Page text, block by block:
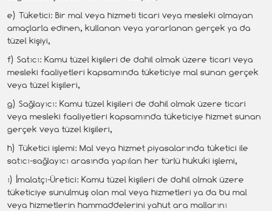
e) Tüketici: Bir mal veya hizmeti ticari veya mesleki olmayan
amaçlarla edinen, kullanan veya yararlanan gerçek ya da
tüzel kişiyi,
f) Satıcı: Kamu tüzel kişileri de dahil olmak üzere ticari veya
mesleki faaliyetleri kapsamında tüketiciye mal sunan gerçek
veya tüzel kişileri,
g) Sağlayıcı: Kamu tüzel kişileri de dahil olmak üzere ticari
veya mesleki faaliyetleri kapsamında tüketiciye hizmet sunan
gerçek veya tüzel kişileri,
h) Tüketici işlemi: Mal veya hizmet piyasalarında tüketici ile
satıcı-sağlayıcı arasında yapılan her türlü hukuki işlemi,
ı) İmalatçı-Üretici: Kamu tüzel kişileri de dahil olmak üzere
tüketiciye sunulmuş olan mal veya hizmetleri ya da bu mal
veya hizmetlerin hammaddelerini yahut ara mallarını